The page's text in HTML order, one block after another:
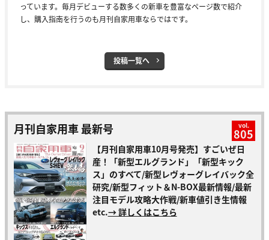
っています。毎月デビューする数多くの新車を豊富なページ数で紹介
し、購入指南を行うのも月刊自家用車ならではです。
投稿一覧へ
月刊自家用車 最新号 vol.
805
【月刊自家用車10月号発売】すごいぜ日
産！「新型エルグランド」「新型キック
ス」のすべて/新型レヴォーグレイバック全
研究/新型フィット＆N-BOX最新情報/最新
注目モデル攻略大作戦/新車値引き生情報
etc.→ 詳しくはこちら